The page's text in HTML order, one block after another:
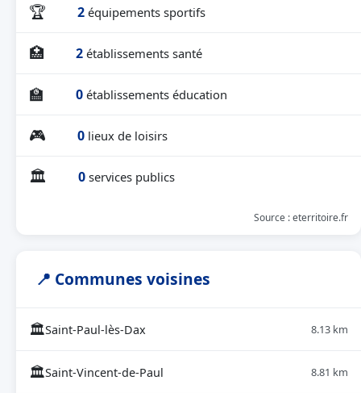
🏆 2 équipements sportifs
🏥 2 établissements santé
🏫 0 établissements éducation
🎮 0 lieux de loisirs
🏛 0 services publics
Source : eterritoire.fr
📍 Communes voisines
🏛Saint-Paul-lès-Dax 8.13 km
🏛Saint-Vincent-de-Paul 8.81 km